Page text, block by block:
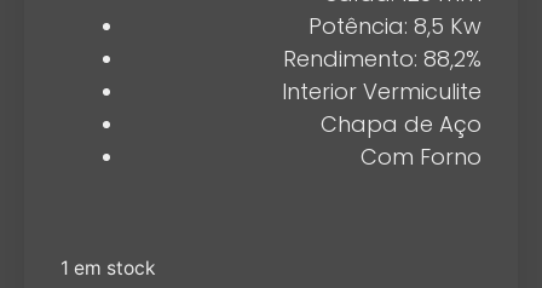
Potência: 8,5 Kw
Rendimento: 88,2%
Interior Vermiculite
Chapa de Aço
Com Forno
1 em stock